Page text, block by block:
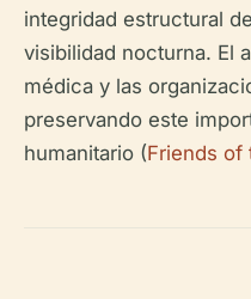
integridad estructural
visibilidad nocturna. El
médica y las
preservando este
humanitario (Friends of